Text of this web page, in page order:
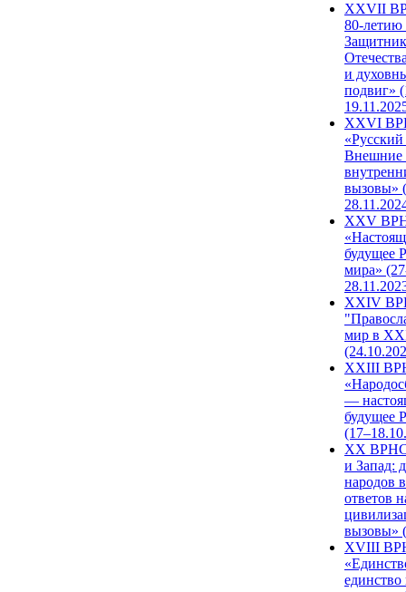
ХХVII
80-
и
подвиг»
XXVI
Внешние
вызовы»
XXV
будущее
мира»
XXIV
мир в
XXIII
—
будущее
XX ВРНС
и Запад:
народов
ответов
вызовы»
XVIII
единство